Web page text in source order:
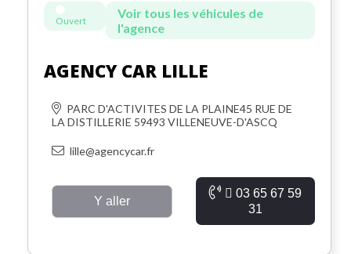
Ouvert
Voir tous les véhicules de
l'agence
AGENCY CAR LILLE
PARC D'ACTIVITES DE LA PLAINE45 RUE DE
LA DISTILLERIE 59493 VILLENEUVE-D'ASCQ
lille@agencycar.fr
Y aller
03 65 67 59
31